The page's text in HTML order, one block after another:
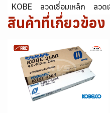
KOBE ลวดเชื่อมเหล็ก ลวด
สินค้าที่เกี่ยวข้อง